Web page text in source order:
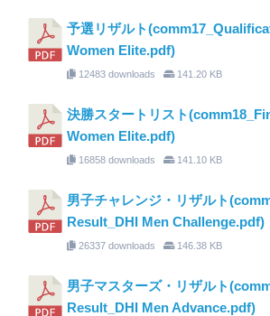
予選リザルト
Women Elite.pdf)
12483 downloads 141.20 KB
決勝スタートリスト
Women Elite.pdf)
16858 downloads 141.10 KB
男子チャレンジ・リザルト
Result_DHI Men Challenge.pdf)
26337 downloads 146.38 KB
男子マスターズ・リザルト
Result_DHI Men Advance.pdf)